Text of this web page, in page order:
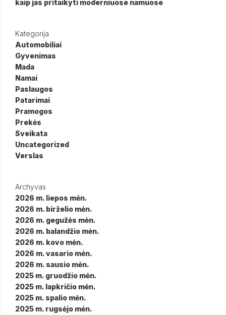
kaip jas pritaikyti moderniuose namuose
Kategorija
Automobiliai
Gyvenimas
Mada
Namai
Paslaugos
Patarimai
Pramogos
Prekės
Sveikata
Uncategorized
Verslas
Archyvas
2026 m. liepos mėn.
2026 m. birželio mėn.
2026 m. gegužės mėn.
2026 m. balandžio mėn.
2026 m. kovo mėn.
2026 m. vasario mėn.
2026 m. sausio mėn.
2025 m. gruodžio mėn.
2025 m. lapkričio mėn.
2025 m. spalio mėn.
2025 m. rugsėjo mėn.